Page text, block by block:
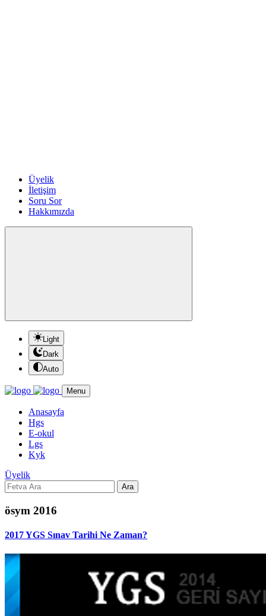
Üyelik
İletişim
Soru Sor
Hakkımızda
Light
Dark
Auto
Menu
Anasayfa
Hgs
E-okul
Lgs
Kyk
Üyelik
Ara
ösym 2016
2017 YGS Sınav Tarihi Ne Zaman?